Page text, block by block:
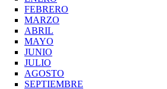
FEBRERO
MARZO
ABRIL
MAYO
JUNIO
JULIO
AGOSTO
SEPTIEMBRE